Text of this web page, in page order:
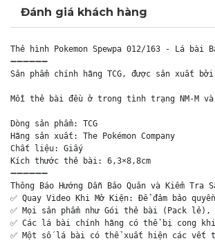
Đánh giá khách hàng
Thẻ hình Pokemon Spewpa 012/163 - Lá bài
➖➖➖➖➖➖
Sản phẩm chính hãng TCG, được sản xuất
Mỗi thẻ bài đều ở trong tình trạng NM-M
Dòng sản phẩm: TCG
Hãng sản xuất: The Pokémon Company
Chất liệu: Giấy
Kích thước thẻ bài: 6,3×8,8cm
➖➖➖➖➖➖
Thông Báo Hướng Dẫn Bảo Quản và Kiểm Tra
✅ Quay Video Khi Mở Kiện: Để đảm bảo
✅ Mọi sản phẩm như Gói thẻ bài (Pack lẻ),
✅ Các lá bài chính hãng có thể bị cong
✅ Một số lá bài có thể xuất hiện các vết